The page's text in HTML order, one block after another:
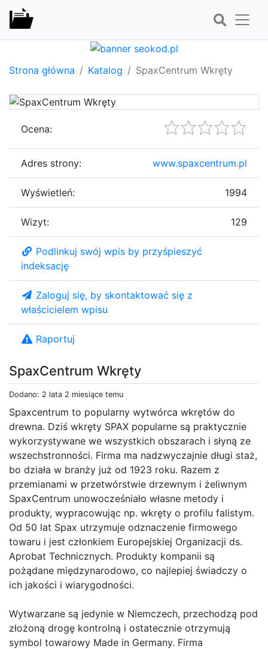
Strona główna Katalog SpaxCentrum Wkręty
SpaxCentrum Wkręty
Dodano: 2 lata 2 miesiące temu
Spaxcentrum to popularny wytwórca wkrętów do
drewna. Dziś wkręty SPAX popularne są praktycznie
wykorzystywane we wszystkich obszarach i słyną ze
wszechstronności. Firma ma nadzwyczajnie długi staż,
bo działa w branży już od 1923 roku. Razem z
przemianami w przetwórstwie drzewnym i żeliwnym
SpaxCentrum unowocześniało własne metody i
produkty, wypracowując np. wkręty o profilu falistym.
Od 50 lat Spax utrzymuje odznaczenie firmowego
towaru i jest członkiem Europejskiej Organizacji ds.
Aprobat Technicznych. Produkty kompanii są
pożądane międzynarodowo, co najlepiej świadczy o
ich jakości i wiarygodności.
Wytwarzane są jedynie w Niemczech, przechodzą pod
złożoną drogę kontrolną i ostatecznie otrzymują
symbol towarowy Made in Germany. Firma
Ocena:
Adres strony: www.spaxcentrum.pl
Wyświetleń: 1994
Wizyt: 129
Podlinkuj swój wpis by przyśpieszyć
indeksację
Zaloguj się, by skontaktować się z
właścicielem wpisu
Raportuj